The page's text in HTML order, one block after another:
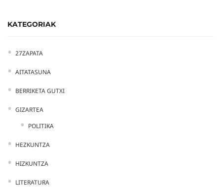
KATEGORIAK
27ZAPATA
AITATASUNA
BERRIKETA GUTXI
GIZARTEA
POLITIKA
HEZKUNTZA
HIZKUNTZA
LITERATURA